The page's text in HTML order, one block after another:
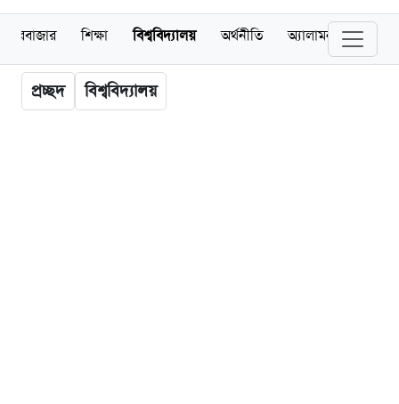
শিক্ষা বিশ্ববিদ্যালয় অর্থনীতি অ্যালামনাই
প্রচ্ছদ বিশ্ববিদ্যালয়